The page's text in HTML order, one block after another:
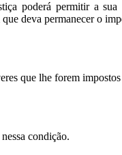
poderá permitir a
deva permanecer o
que lhe forem
condição.